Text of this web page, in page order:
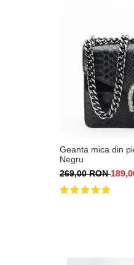
Geanta mica din
Negru
269,00 RON